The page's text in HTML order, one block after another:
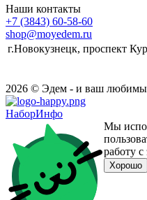
Наши контакты
+7 (3843) 60-58-60
shop@moyedem.ru
г.Новокузнецк, проспект
2026 © Эдем - и ваш
НаборИнфо
Мы
работу
Хорошо